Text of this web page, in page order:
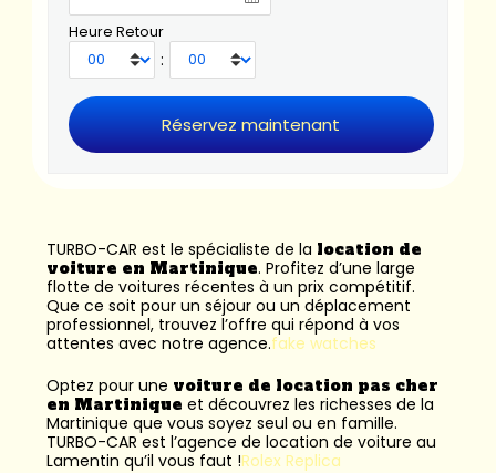
Heure Retour
:
TURBO-CAR est le spécialiste de la location de
voiture en Martinique. Profitez d’une large
flotte de voitures récentes à un prix compétitif.
Que ce soit pour un séjour ou un déplacement
professionnel, trouvez l’offre qui répond à vos
attentes avec notre agence.fake watches
Optez pour une voiture de location pas cher
en Martinique et découvrez les richesses de la
Martinique que vous soyez seul ou en famille.
TURBO-CAR est l’agence de location de voiture au
Lamentin qu’il vous faut !Rolex Replica